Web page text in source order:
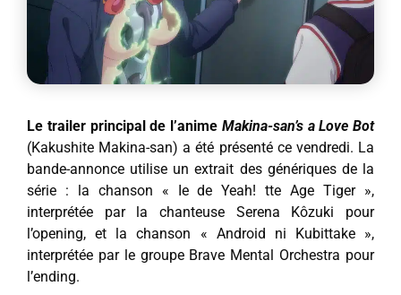
Le trailer principal de l’anime Makina-san’s a Love Bot
(Kakushite Makina-san) a été présenté ce vendredi. La
bande-annonce utilise un extrait des génériques de la
série : la chanson « Ie de Yeah! tte Age Tiger »,
interprétée par la chanteuse Serena Kôzuki pour
l’opening, et la chanson « Android ni Kubittake »,
interprétée par le groupe Brave Mental Orchestra pour
l’ending.